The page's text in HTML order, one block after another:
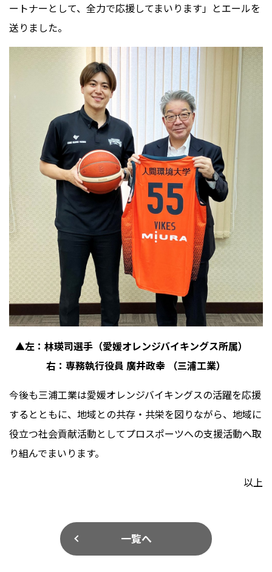
ートナーとして、全力で応援してまいります」とエールを
送りました。
▲左：林瑛司選手（愛媛オレンジバイキングス所属）
右：専務執行役員 廣井政幸 （三浦工業）
今後も三浦工業は愛媛オレンジバイキングスの活躍を応援
するとともに、地域との共存・共栄を図りながら、地域に
役立つ社会貢献活動としてプロスポーツへの支援活動へ取
り組んでまいります。
以上
一覧へ